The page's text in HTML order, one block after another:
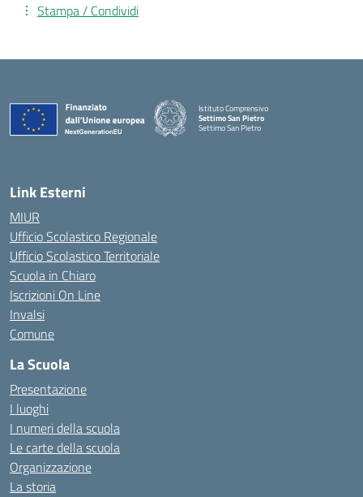
Stampa / Condividi
Istituto Comprensivo
Settimo San Pietro
Settimo San Pietro
Link Esterni
MIUR
Ufficio Scolastico Regionale
Ufficio Scolastico Territoriale
Scuola in Chiaro
Iscrizioni On Line
Invalsi
Comune
La Scuola
Presentazione
I luoghi
I numeri della scuola
Le carte della scuola
Organizzazione
La storia